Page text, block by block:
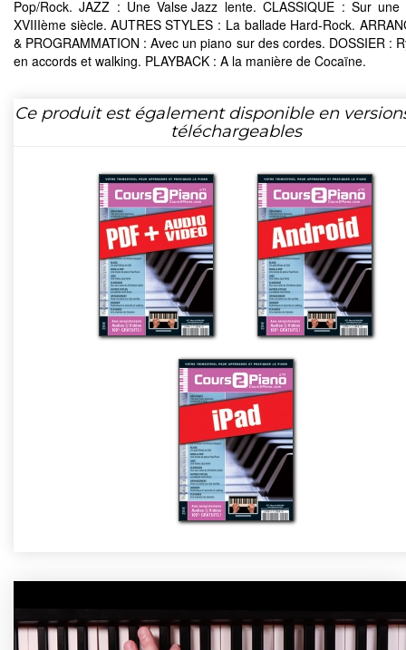
Pop/Rock. JAZZ : Une Valse Jazz lente. CLASSIQUE : Sur
XVIIIème siècle. AUTRES STYLES : La ballade Hard-Rock.
& PROGRAMMATION : Avec un piano sur des cordes. DOSSIER :
en accords et walking. PLAYBACK : A la manière de Cocaïne.
Ce produit est également disponible en
téléchargeables